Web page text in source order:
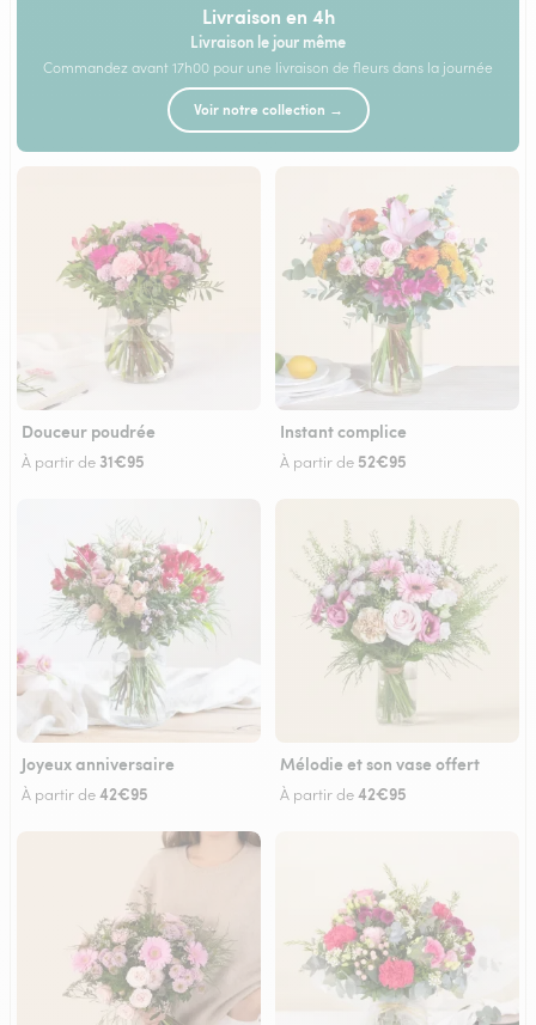
Livraison en 4h
Livraison le jour même
Commandez avant 17h00 pour une livraison de fleurs dans la journée
Voir notre collection →
Douceur poudrée
À partir de 31€95
Instant complice
À partir de 52€95
Joyeux anniversaire
À partir de42€95
Mélodie et son vase offert
À partir de42€95